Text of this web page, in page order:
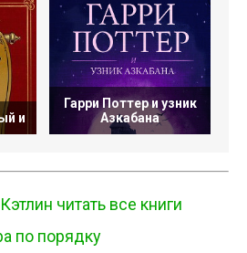
и
Гарри Поттер и узник
Азкабана
читать все книги
по порядку